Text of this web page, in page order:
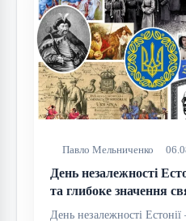
Павло Мельниченко
День незалежності
та глибоке значення
День незалежності